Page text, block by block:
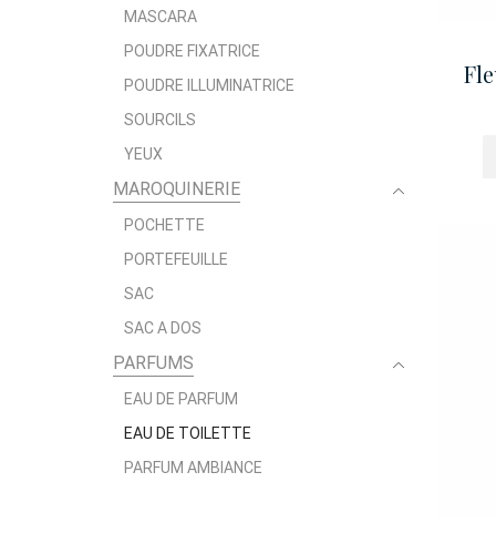
MASCARA
POUDRE FIXATRICE
POUDRE ILLUMINATRICE
SOURCILS
YEUX
MAROQUINERIE
POCHETTE
PORTEFEUILLE
SAC
SAC A DOS
PARFUMS
EAU DE PARFUM
EAU DE TOILETTE
PARFUM AMBIANCE